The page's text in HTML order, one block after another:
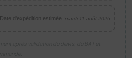
Date d'expédition estimée :mardi 11 août 2026